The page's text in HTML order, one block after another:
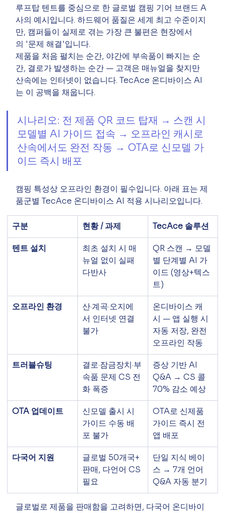
루프탑 텐트를 중심으로 한 글로벌 캠핑 기어 브랜드 A
사의 예시입니다. 하드웨어 품질은 세계 최고 수준이지
만, 캠퍼들이 실제로 겪는 가장 큰 불편은 현장에서
의 '문제 해결'입니다.
제품을 처음 펼치는 순간, 야간에 부속품이 빠지는 순
간, 결로가 발생하는 순간 — 고객은 매뉴얼을 찾지만
산속에는 인터넷이 없습니다. TecAce 온디바이스 AI
는 이 공백을 채웁니다.
시나리오: 전 제품 QR 코드 탑재 → 스캔 시
모델별 AI 가이드 접속 → 오프라인 캐시로
산속에서도 완전 작동 → OTA로 신모델 가
이드 즉시 배포
캠핑 특성상 오프라인 환경이 필수입니다. 아래 표는 제
품군별 TecAce 온디바이스 AI 적용 시나리오입니다.
구분 현황 / 과제 TecAce 솔루션
텐트 설치
최초 설치 시 매
뉴얼 없이 실패
다반사
QR 스캔 → 모델
별 단계별 AI 가
이드 (영상+텍스
트)
오프라인 환경
산·계곡·오지에
서 인터넷 연결
불가
온디바이스 캐
시 — 앱 실행 시
자동 저장, 완전
오프라인 작동
트러블슈팅
결로·잠금장치·부
속품 문제 CS 전
화 폭증
증상 기반 AI
Q&A → CS 콜
70% 감소 예상
OTA 업데이트
신모델 출시 시
가이드 수동 배
포 불가
OTA로 신제품
가이드 즉시 전
앱 배포
다국어 지원
글로벌 50개국+
판매, 다언어 CS
필요
단일 지식 베이
스 → 7개 언어
Q&A 자동 분기
글로벌로 제품을 판매함을 고려하면, 다국어 온디바이